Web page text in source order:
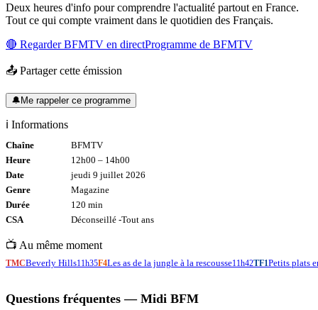
Deux heures d'info pour comprendre l'actualité partout en France.
Tout ce qui compte vraiment dans le quotidien des Français.
🔴 RegarderBFMTV en directProgramme de BFMTV
📤 Partager cette émission
🔔Me rappeler ce programme
ℹ️ Informations
Chaîne
BFMTV
Heure
12h00 – 14h00
Date
jeudi 9 juillet 2026
Genre
Magazine
Durée
120 min
CSA
Déconseillé -Tout ans
📺 Au même moment
TMCBeverly Hills11h35F4Les as de la jungle à la rescousse11h42TF1Petits plats
Questions fréquentes — Midi BFM